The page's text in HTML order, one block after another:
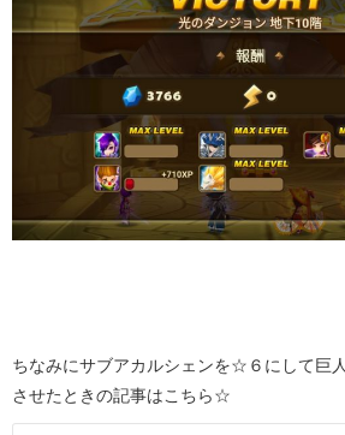
ちなみにサブアカルシェンを☆６にして巨
させたときの記事はこちら☆